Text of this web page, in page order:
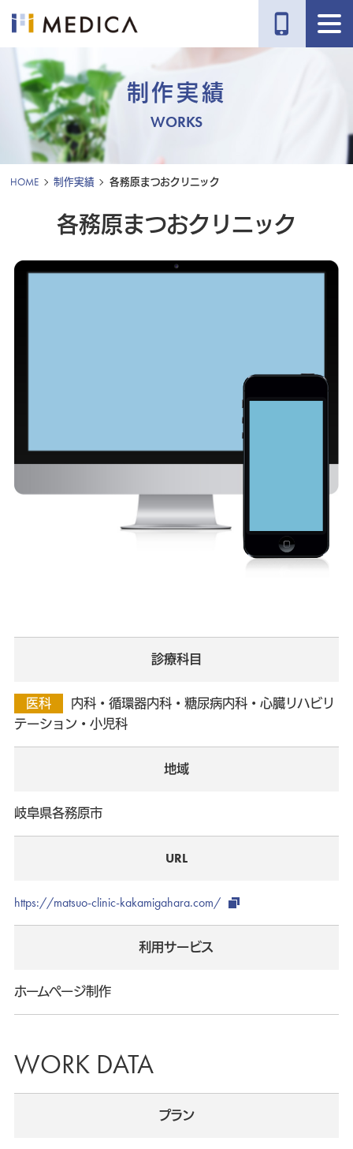
phone_iphone
制作実績
WORKS
HOME 制作実績 各務原まつおクリニック
各務原まつおクリニック
診療科目
医科
内科・循環器内科・糖尿病内科・心臓リハビリ
テーション・小児科
地域
岐阜県各務原市
URL
https://matsuo-clinic-kakamigahara.com/
利用サービス
ホームページ制作
WORK DATA
プラン